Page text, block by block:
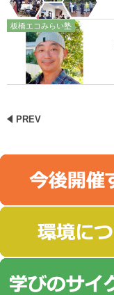
板橋エコみらい塾
PREV